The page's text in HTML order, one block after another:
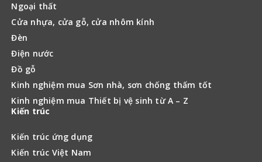
Ngoại thất
Cửa nhựa, cửa gỗ, cửa nhôm kính
Đèn
Điện nước
Đồ gỗ
Kinh nghiệm mua Sơn nhà, sơn chống thấm tốt
Kinh nghiệm mua Thiết bị vệ sinh từ A – Z
Kiến trúc
Kiến trúc ứng dụng
Kiến trúc Việt Nam